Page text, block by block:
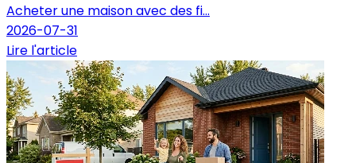
Acheter une maison avec des fi...
2026-07-31
Lire l'article